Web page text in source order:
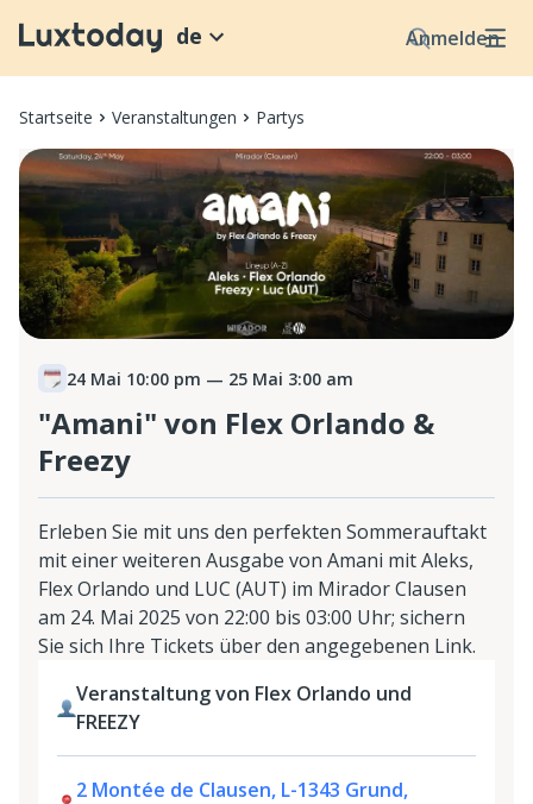
Anmelden
de
Startseite Veranstaltungen Partys
24 Mai 10:00 pm — 25 Mai 3:00 am
"Amani" von Flex Orlando &
Freezy
Erleben Sie mit uns den perfekten Sommerauftakt
mit einer weiteren Ausgabe von Amani mit Aleks,
Flex Orlando und LUC (AUT) im Mirador Clausen
am 24. Mai 2025 von 22:00 bis 03:00 Uhr; sichern
Sie sich Ihre Tickets über den angegebenen Link.
Veranstaltung von Flex Orlando und
FREEZY
2 Montée de Clausen, L-1343 Grund,